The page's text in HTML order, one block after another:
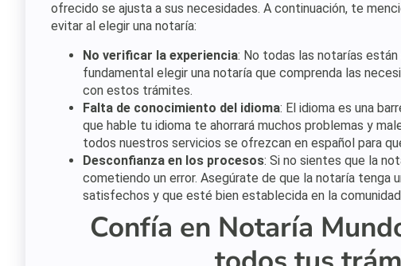
ofrecido se ajusta a sus necesidades. A continuación, te
evitar al elegir una notaría:
No verificar la experiencia: No todas las notarías
fundamental elegir una notaría que comprenda las
con estos trámites.
Falta de conocimiento del idioma: El idioma es una
que hable tu idioma te ahorrará muchos problemas y
todos nuestros servicios se ofrezcan en español para
Desconfianza en los procesos: Si no sientes que la
cometiendo un error. Asegúrate de que la notaría tenga
satisfechos y que esté bien establecida en la
Confía en Notaría